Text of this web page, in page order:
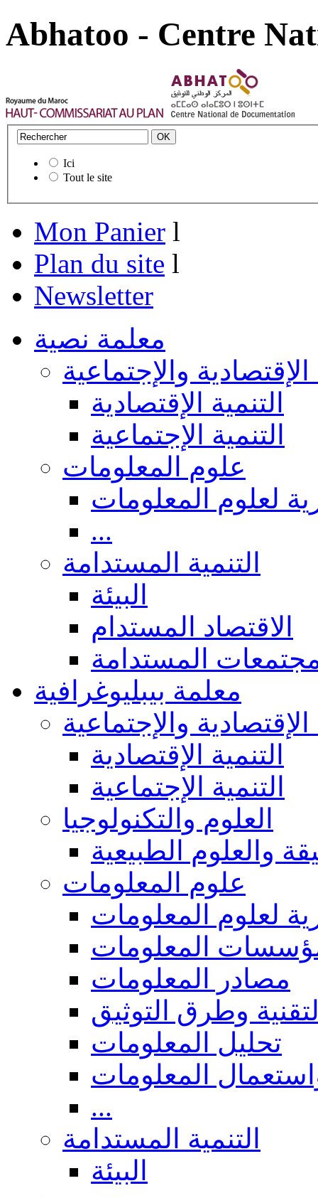
Abhatoo - Centre
Ici
Tout le site
Mon Panier l
Plan du site l
Newsletter
معلمة نصية
الإقتصادية والإجتماعية
التنمية الإقتصادية
التنمية الإجتماعية
علوم المعلومات
لعلوم المعلومات
...
التنمية المستدامة
البيئة
الاقتصاد المستدام
المستدامة
معلمة بيبليوغرافية
الإقتصادية والإجتماعية
التنمية الإقتصادية
التنمية الإجتماعية
العلوم والتكنولوجيا
والعلوم الطبيعية
علوم المعلومات
لعلوم المعلومات
المعلومات
مصادر المعلومات
وطرق التوثيق
تحليل المعلومات
المعلومات
...
التنمية المستدامة
البيئة